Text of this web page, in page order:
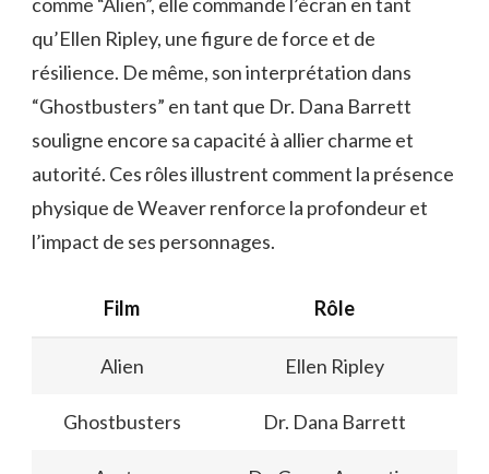
qu’Ellen Ripley, une figure de force et de
résilience. De même, son interprétation dans
“Ghostbusters” en tant que Dr. Dana Barrett
souligne encore sa capacité à allier charme et
autorité. Ces rôles illustrent comment la présence
physique de Weaver renforce la profondeur et
l’impact de ses personnages.
Film Rôle
Alien Ellen Ripley
Ghostbusters Dr. Dana Barrett